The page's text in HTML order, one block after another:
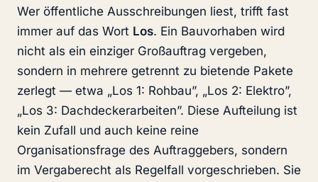
Wer öffentliche Ausschreibungen liest, trifft fast
immer auf das Wort Los. Ein Bauvorhaben wird
nicht als ein einziger Großauftrag vergeben,
sondern in mehrere getrennt zu bietende Pakete
zerlegt — etwa „Los 1: Rohbau”, „Los 2: Elektro”,
„Los 3: Dachdeckerarbeiten”. Diese Aufteilung ist
kein Zufall und auch keine reine
Organisationsfrage des Auftraggebers, sondern
im Vergaberecht als Regelfall vorgeschrieben. Sie